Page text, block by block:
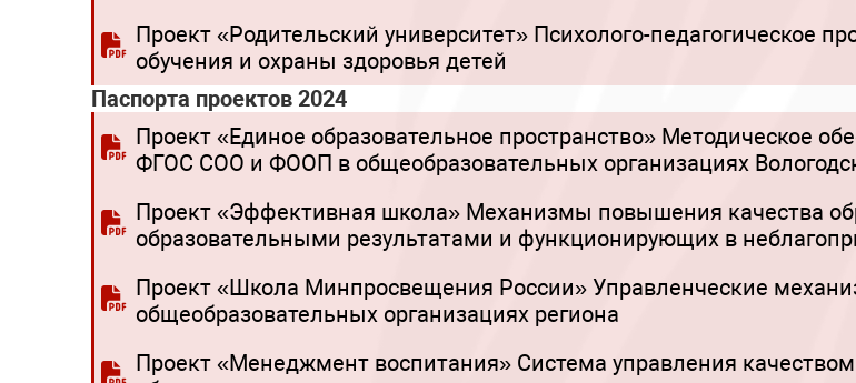
Проект «Родительский университет» Психолого-педагогическое
обучения и охраны здоровья детей
Паспорта проектов 2024
Проект «Единое образовательное пространство» Методическое
ФГОС СОО и ФООП в общеобразовательных организациях
Проект «Эффективная школа» Механизмы повышения качества
образовательными результатами и функционирующих в
Проект «Школа Минпросвещения России» Управленческие
общеобразовательных организациях региона
Проект «Менеджмент воспитания» Система управления